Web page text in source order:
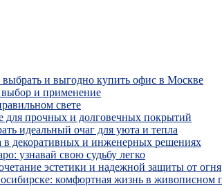
и выгодно купить офис в Москве
и применение
свете
прочных и долговечных покрытий
идеальный очаг для уюта и тепла
декоративных и инженерных решениях
узнавай свою судьбу легко
эстетики и надежной защиты от огня
комфортная жизнь в живописном